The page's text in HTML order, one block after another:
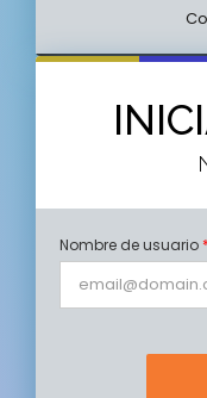
Nombre de usuario *